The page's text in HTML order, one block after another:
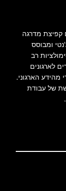
קפיצת מדרגה
ומבוסס
רב
לארגונים
מהידע הארגוני.
של עבודת